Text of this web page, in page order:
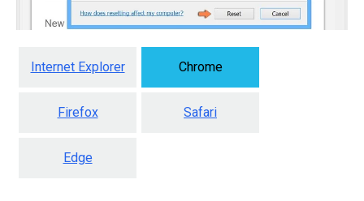
Internet Explorer Chrome
Firefox Safari
Edge